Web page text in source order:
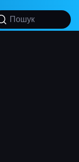
Пошук